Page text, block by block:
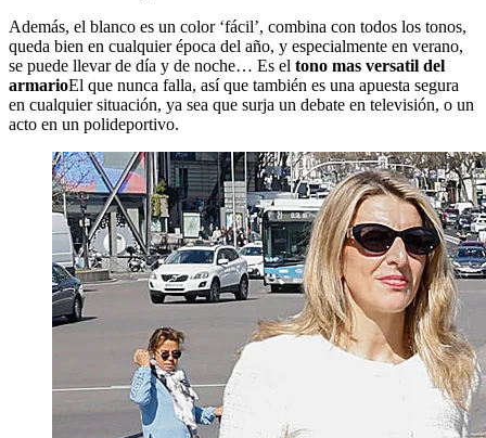
Además, el blanco es un color ‘fácil’, combina con todos los tonos,
queda bien en cualquier época del año, y especialmente en verano,
se puede llevar de día y de noche… Es el tono mas versatil del
armarioEl que nunca falla, así que también es una apuesta segura
en cualquier situación, ya sea que surja un debate en televisión, o un
acto en un polideportivo.